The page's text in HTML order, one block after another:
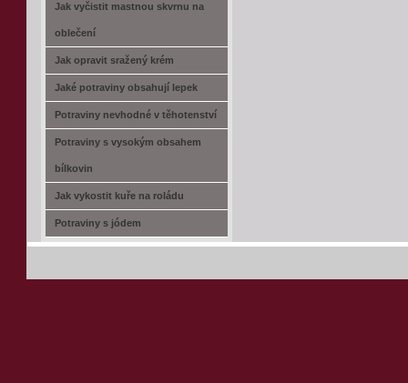
Jak vyčistit mastnou skvrnu na
oblečení
Jak opravit sražený krém
Jaké potraviny obsahují lepek
Potraviny nevhodné v těhotenství
Potraviny s vysokým obsahem
bílkovin
Jak vykostit kuře na roládu
Potraviny s jódem